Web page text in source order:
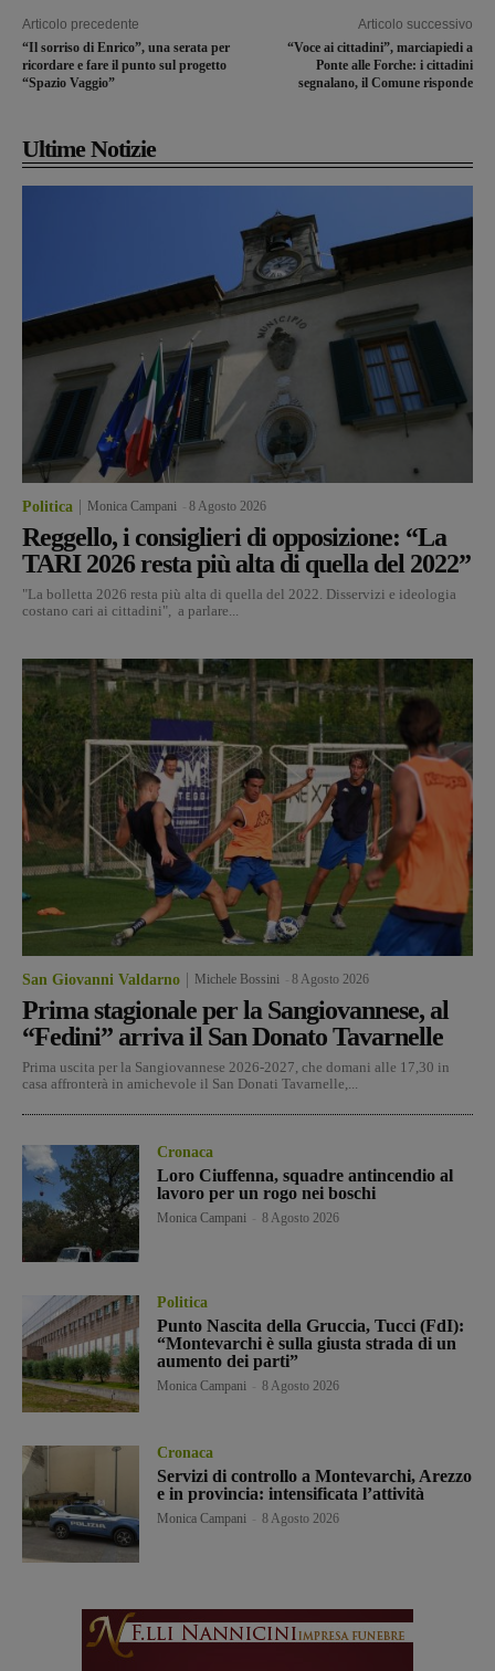
Articolo precedente
“Il sorriso di Enrico”, una serata per
ricordare e fare il punto sul progetto
“Spazio Vaggio”
Articolo successivo
“Voce ai cittadini”, marciapiedi a
Ponte alle Forche: i cittadini
segnalano, il Comune risponde
Ultime Notizie
Politica Monica Campani 8 Agosto 2026
Reggello, i consiglieri di opposizione: “La
TARI 2026 resta più alta di quella del 2022”
"La bolletta 2026 resta più alta di quella del 2022. Disservizi e ideologia
costano cari ai cittadini", a parlare...
San Giovanni Valdarno Michele Bossini 8 Agosto 2026
Prima stagionale per la Sangiovannese, al
“Fedini” arriva il San Donato Tavarnelle
Prima uscita per la Sangiovannese 2026-2027, che domani alle 17,30 in
casa affronterà in amichevole il San Donati Tavarnelle,...
Cronaca
Loro Ciuffenna, squadre antincendio al
lavoro per un rogo nei boschi
Monica Campani 8 Agosto 2026
Politica
Punto Nascita della Gruccia, Tucci (FdI):
“Montevarchi è sulla giusta strada di un
aumento dei parti”
Monica Campani 8 Agosto 2026
Cronaca
Servizi di controllo a Montevarchi, Arezzo
e in provincia: intensificata l’attività
Monica Campani 8 Agosto 2026